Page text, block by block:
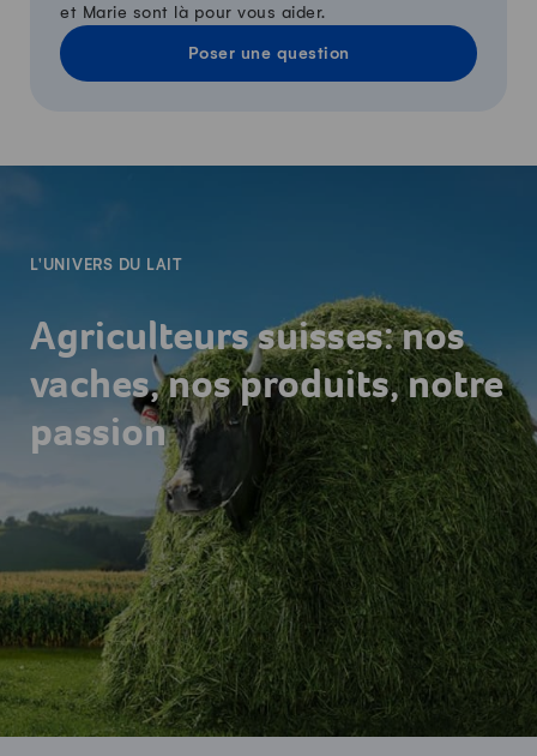
et Marie sont là pour vous aider.
Poser une question
L'UNIVERS DU LAIT
Agriculteurs suisses: nos
vaches, nos produits, notre
passion